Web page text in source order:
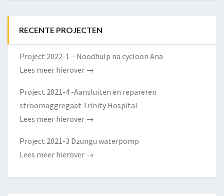
RECENTE PROJECTEN
Project 2022-1 – Noodhulp na cycloon Ana
Lees meer hierover →
Project 2021-4 -Aansluiten en repareren
stroomaggregaat Trinity Hospital
Lees meer hierover →
Project 2021-3 Dzungu waterpomp
Lees meer hierover →